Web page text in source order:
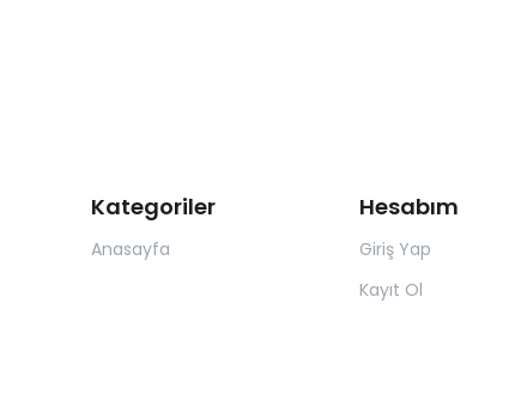
Kategoriler
Anasayfa
Hesabım
Giriş Yap
Kayıt Ol